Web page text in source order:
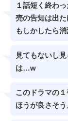
１話短く終わ
売の告知は出た
もしかしたら消
見てもないし
は…w
このドラマの
ほうが良さそう